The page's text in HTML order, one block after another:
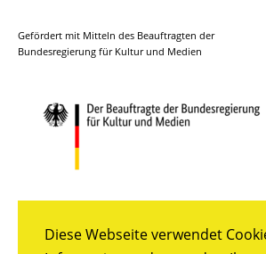
Diese Webseite verwendet
Gefördert mit Mitteln des Beauftragten der
Bundesregierung für Kultur und Medien